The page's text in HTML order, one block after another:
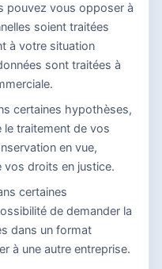
pouvez vous opposer à
soient traitées
à votre situation
sont traitées à
certaines hypothèses,
traitement de vos
en vue,
vos droits en justice.
certaines
de demander la
dans un format
à une autre entreprise.